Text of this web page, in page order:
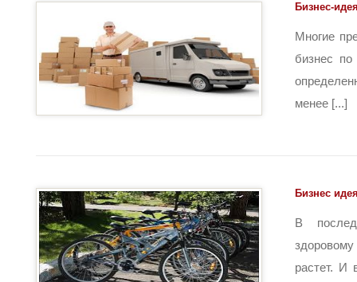
Бизнес-
Многие
бизнес
менее [...]
Бизнес
В
растет. И